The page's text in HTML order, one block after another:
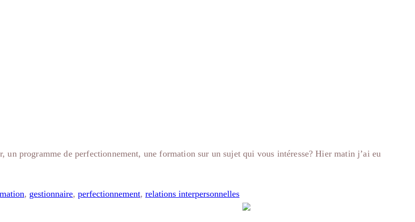
programme de perfectionnement, une formation sur un sujet qui vous intéresse? Hier matin j’ai eu
, gestionnaire, perfectionnement, relations interpersonnelles